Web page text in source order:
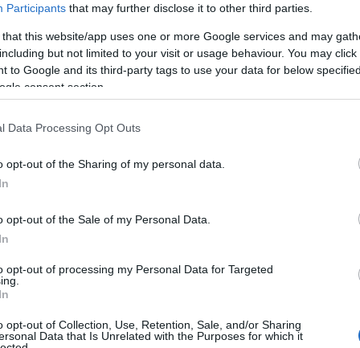
Participants that may further disclose it to other third parties.
that this website/app uses one or more Google services and may
but not limited to your visit or usage behaviour. You may
to Google and its third-party tags to use your data for below
consent section.
Data Processing Opt Outs
opt-out of the Sharing of my personal data.
opt-out of the Sale of my Personal Data.
opt-out of processing my Personal Data for Targeted
opt-out of Collection, Use, Retention, Sale, and/or Sharing
Data that Is Unrelated with the Purposes for which it
θα συμπαρασύρει και τη
δημιουργία νέων
τμημάτων, εννοώ στα ΑΕΙ, και το λέω αυτό,
αυτή τη στιγμή με την τεχνητή νοημοσύνη,
δηλαδή πολλά δεν έχουν λόγο ύπαρξης».
τις βάσεις
στην προοπτική λειτουργίας
μη κρατικών μη
εναλλακτική επιλογή.
κατάργησης των πανελλαδικών, τόνισε πως «αυτό
έρθει και το αποτέλεσμα και το συμπέρασμα της
μετά, τα παιδιά όμως αυτά να ξέρετε ότι από το 27